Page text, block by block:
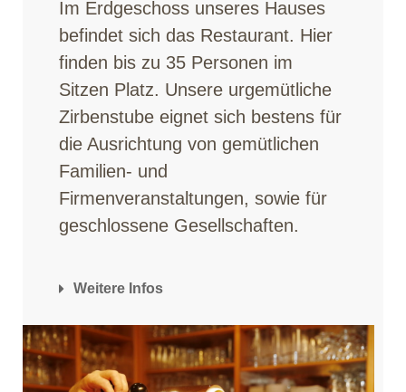
Im Erdgeschoss unseres Hauses
befindet sich das Restaurant. Hier
finden bis zu 35 Personen im
Sitzen Platz. Unsere urgemütliche
Zirbenstube eignet sich bestens für
die Ausrichtung von gemütlichen
Familien- und
Firmenveranstaltungen, sowie für
geschlossene Gesellschaften.
Weitere Infos